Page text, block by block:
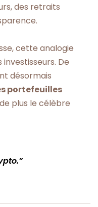
des retraits
cette analogie
De
désormais
portefeuilles
plus le célèbre